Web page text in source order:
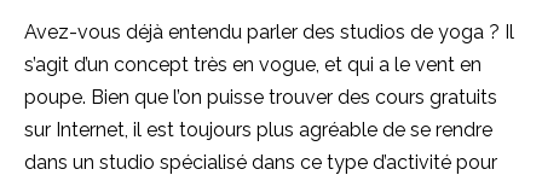
Avez-vous déjà entendu parler des studios de yoga ? Il
s’agit d’un concept très en vogue, et qui a le vent en
poupe. Bien que l’on puisse trouver des cours gratuits
sur Internet, il est toujours plus agréable de se rendre
dans un studio spécialisé dans ce type d’activité pour